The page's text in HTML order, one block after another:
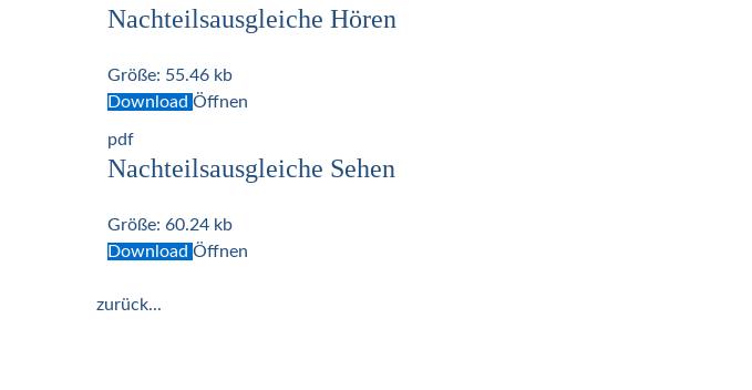
Nachteilsausgleiche Hören
Größe: 55.46 kb
Download Öffnen
pdf
Nachteilsausgleiche Sehen
Größe: 60.24 kb
Download Öffnen
zurück...